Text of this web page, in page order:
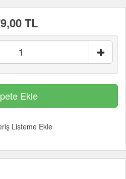
TL
Listeme Ekle